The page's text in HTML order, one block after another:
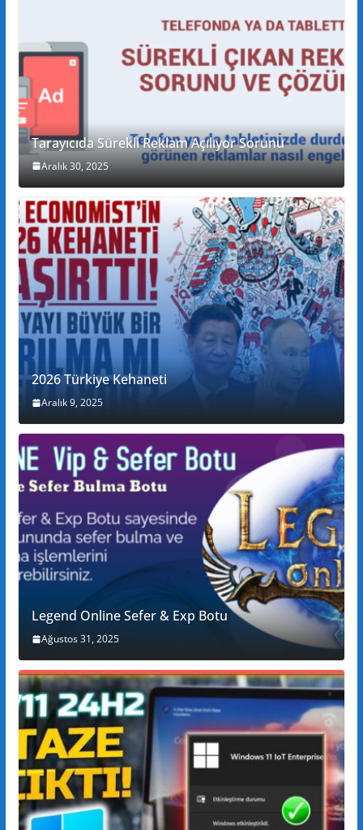
Tarayıcıda Sürekli Reklam Açılıyor Sorunu
Aralık 30, 2025
2026 Türkiye Kehaneti
Aralık 9, 2025
Legend Online Sefer & Exp Botu
Ağustos 31, 2025